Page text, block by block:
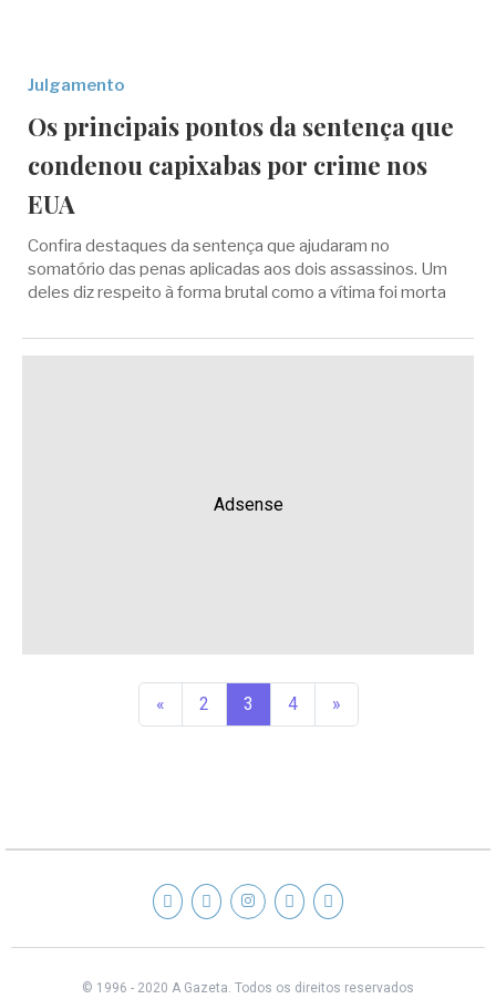
Julgamento
Os principais pontos da sentença que
condenou capixabas por crime nos
EUA
Confira destaques da sentença que ajudaram no
somatório das penas aplicadas aos dois assassinos. Um
deles diz respeito à forma brutal como a vítima foi morta
Adsense
« 2 3 4 »
© 1996 - 2020 A Gazeta. Todos os direitos reservados